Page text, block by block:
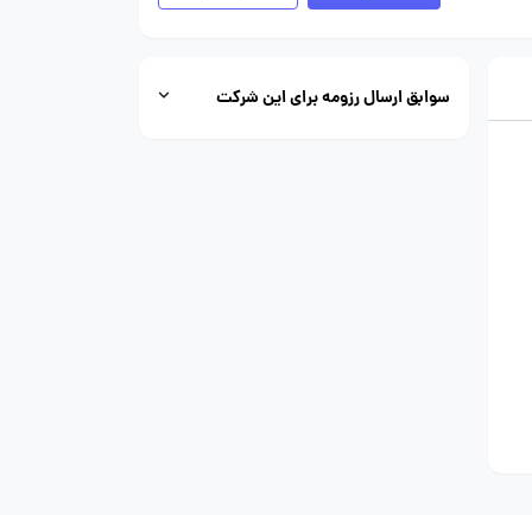
سوابق ارسال رزومه برای این شرکت